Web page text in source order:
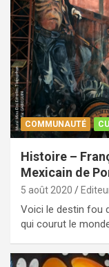
COMMUNAUTÉ
Histoire –
Mexicain de
5 août 2020
Voici le destin fou
qui courut le